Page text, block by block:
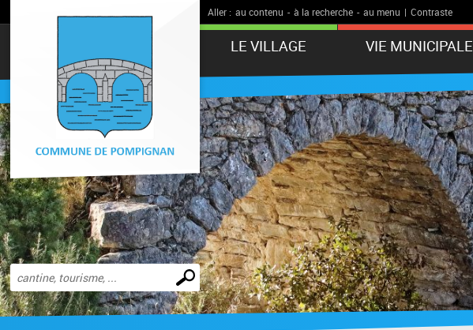
Aller : au contenu - à la recherche - au menu | Contraste
LE VILLAGE VIE MUNICIPALE
Effectuer
une
recherche